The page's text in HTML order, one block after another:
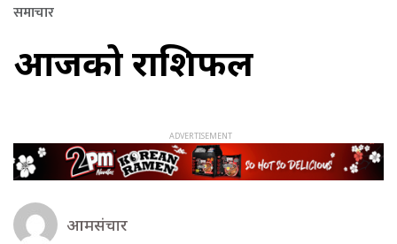
समाचार
आजको राशिफल
आमसंचार